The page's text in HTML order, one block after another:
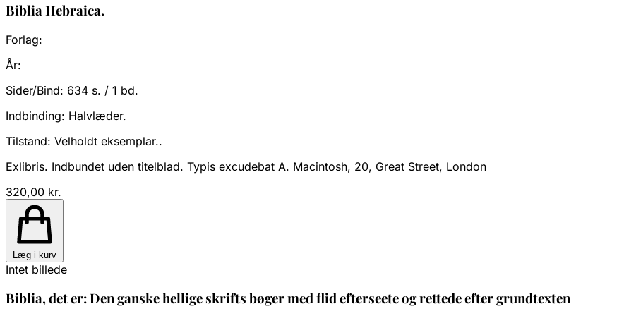
Biblia Hebraica.
Forlag:
År:
Sider/Bind: 634 s. / 1 bd.
Indbinding: Halvlæder.
Tilstand: Velholdt eksemplar..
Exlibris. Indbundet uden titelblad. Typis excudebat A. Macintosh, 20, Great Street, London
320,00 kr.
Læg i kurv
Intet billede
Biblia, det er: Den ganske hellige skrifts bøger med flid efterseete og rettede efter grundtexten